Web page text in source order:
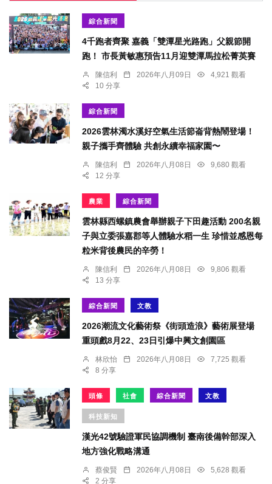
綜合新聞
4千跑者齊聚 嘉義「雙潭星光路跑」父親節開
跑！ 市長黃敏惠預告11月迎雙潭馬拉松菁英賽
陳信利 2026年八月09日
4,921 觀看
10 分享
綜合新聞
2026雲林濁水溪好空氣生活節崙背熱鬧登場！
親子攜手齊體驗 共創永續幸福家園〜
陳信利 2026年八月08日
9,680 觀看
12 分享
農業 綜合新聞
雲林縣西螺鎮農會舉辦親子下田趣活動 200名親
子與立委張嘉郡等人體驗水稻一生 珍惜並感恩每
粒米背後農民的辛勞！
陳信利 2026年八月08日
9,806 觀看
13 分享
綜合新聞 文教
2026潮流文化藝術祭《街頭造浪》藝術展登場
重頭戲8月22、23日引爆中興文創園區
林欣怡 2026年八月08日
7,725 觀看
8 分享
頭條 社會 綜合新聞 文教
科技新知
漢光42號驗證軍民協調機制 臺南後備幹部深入
地方強化戰略溝通
蔡俊賢 2026年八月08日
5,628 觀看
2 分享